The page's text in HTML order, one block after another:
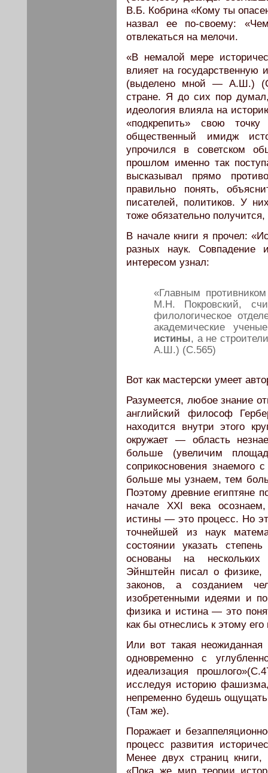
В.Б. Кобрина «Кому ты
назвал ее по-своему:
отвлекаться на мелочи.
«В немалой мере
влияет на государственную
(выделено мной — А.Ш.)
стране. Я до сих пор
идеология влияла на
«подкрепить» свою
общественный имидж
упрочился в советском
прошлом именно так
высказывал прямо
правильно понять,
писателей, политиков. У
тоже обязательно
В начале книги я прочел:
разных наук.
интересом узнал:
«Главным
М.Н. Покровский,
филологическое
академические
истины, а не
А.Ш.) (С.565)
Вот как мастерски умеет
Разумеется, любое знание
английский философ
находится внутри этого
окружает — область
больше (увеличим
соприкосновения
больше мы узнаем, тем
Поэтому древние египтяне
начале ХХI века
истины — это процесс. Но
точнейшей из наук
состоянии указать
основаны на нескольких
Эйнштейн писал о физике,
законов, а созданием
изобретенными идеями и
физика и истина — это
как бы отнеслись к этому его
Или вот такая
одновременно с
идеализация
исследуя историю
непременно будешь
(Там же).
Поражает и
процесс развития
Менее двух страниц